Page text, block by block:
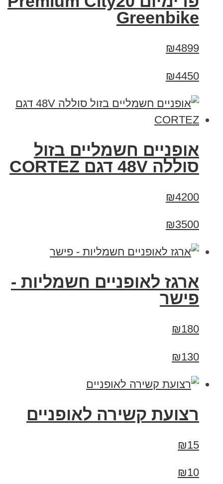
Greenbike
₪4899
₪4450
אופניים חשמליים בזול
סוללה 48V דגם CORTEZ
₪4200
₪3500
ארגז לאופניים חשמליות -
פישר
₪180
₪130
רצועת קשירה לאופניים
₪15
₪10